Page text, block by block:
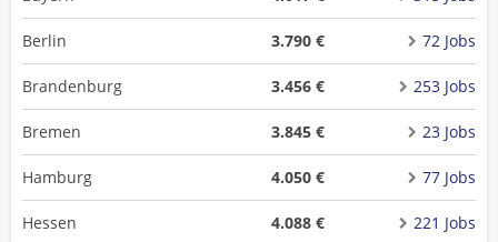
Berlin 3.790 € 72 Jobs
Brandenburg 3.456 € 253 Jobs
Bremen 3.845 € 23 Jobs
Hamburg 4.050 € 77 Jobs
Hessen 4.088 € 221 Jobs